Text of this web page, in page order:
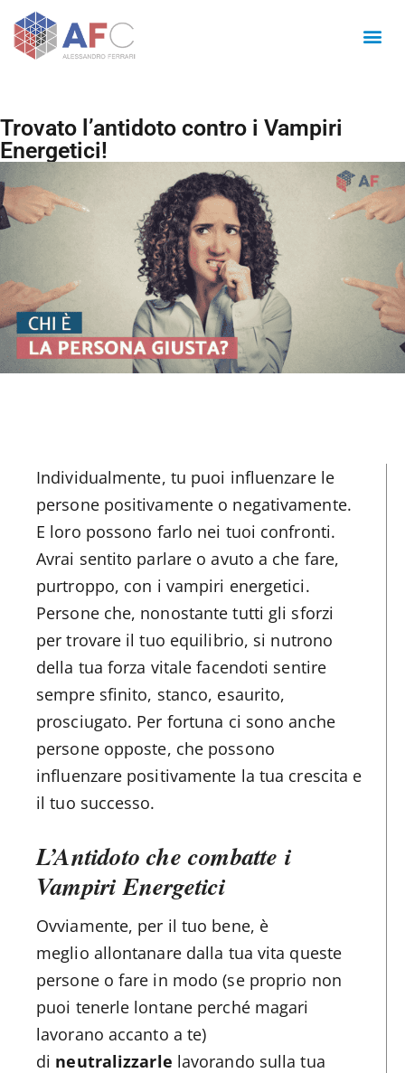
Trovato l’antidoto contro i Vampiri
Energetici!
Individualmente, tu puoi influenzare le
persone positivamente o negativamente.
E loro possono farlo nei tuoi confronti.
Avrai sentito parlare o avuto a che fare,
purtroppo, con i vampiri energetici.
Persone che, nonostante tutti gli sforzi
per trovare il tuo equilibrio, si nutrono
della tua forza vitale facendoti sentire
sempre sfinito, stanco, esaurito,
prosciugato. Per fortuna ci sono anche
persone opposte, che possono
influenzare positivamente la tua crescita e
il tuo successo.
L’Antidoto che combatte i
Vampiri Energetici
Ovviamente, per il tuo bene, è
meglio allontanare dalla tua vita queste
persone o fare in modo (se proprio non
puoi tenerle lontane perché magari
lavorano accanto a te)
di neutralizzarle lavorando sulla tua